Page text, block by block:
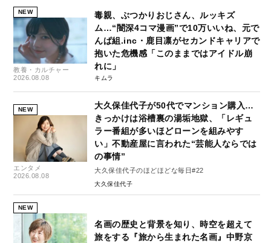
NEW
教養・カルチャー
2026.08.08
毒親、ぶつかりおじさん、ルッキズ
ム…“闇深4コマ漫画”で10万いいね、元で
んぱ組.inc・鹿目凛がセカンドキャリアで
抱いた危機感「このままではアイドル崩
れに」
キムラ
NEW
エンタメ
2026.08.08
大久保佳代子が50代でマンション購入…
きっかけは浴槽裏の湯垢地獄、「レギュ
ラー番組が多いほどローンを組みやす
い」不動産屋に言われた“芸能人ならでは
の事情”
大久保佳代子のほどほどな毎日#22
大久保佳代子
NEW
名画の歴史と背景を知り、時空を超えて
旅をする『旅から生まれた名画』中野京